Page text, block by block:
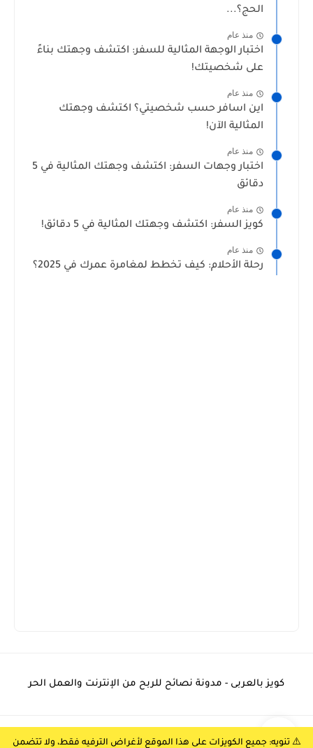
الحج؟...
منذ عام
اختبار الوجهة المثالية للسفر: اكتشف وجهتك بناءً
على شخصيتك!
منذ عام
اين اسافر حسب شخصيتي؟ اكتشف وجهتك
المثالية الآن!
منذ عام
اختبار وجهات السفر: اكتشف وجهتك المثالية في 5
دقائق
منذ عام
كويز السفر: اكتشف وجهتك المثالية في 5 دقائق!
منذ عام
رحلة الأحلام: كيف تخطط لمغامرة عمرك في 2025؟
كويز بالعربى - مدونة نصائح للربح من الإنترنت والعمل الحر
⚠️ تنويه: جميع الكويزات على هذا الموقع لأغراض الترفيه فقط، ولا تتضمن
جميع الحقوق محفوظة © كويز بالعربي